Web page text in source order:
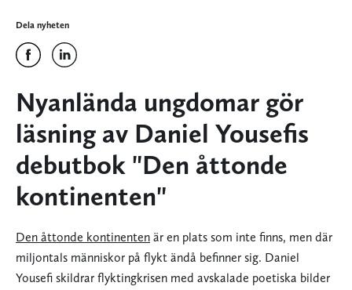
Dela nyheten
Nyanlända ungdomar gör
läsning av Daniel Yousefis
debutbok "Den åttonde
kontinenten"
Den åttonde kontinenten är en plats som inte finns, men där
miljontals människor på flykt ändå befinner sig. Daniel
Yousefi skildrar flyktingkrisen med avskalade poetiska bilder